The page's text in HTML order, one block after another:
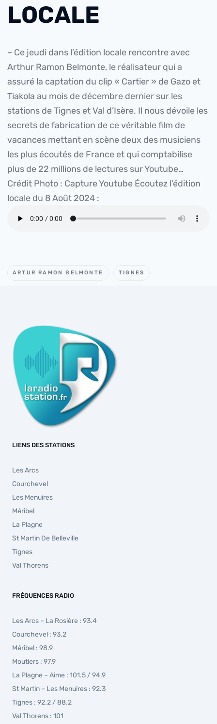
LOCALE
– Ce jeudi dans l’édition locale rencontre avec
Arthur Ramon Belmonte, le réalisateur qui a
assuré la captation du clip « Cartier » de Gazo et
Tiakola au mois de décembre dernier sur les
stations de Tignes et Val d’Isère. Il nous dévoile les
secrets de fabrication de ce véritable film de
vacances mettant en scène deux des musiciens
les plus écoutés de France et qui comptabilise
plus de 22 millions de lectures sur Youtube…
Crédit Photo : Capture Youtube Écoutez l’édition
locale du 8 Août 2024 :
ARTUR RAMON BELMONTE TIGNES
LIENS DES STATIONS
Les Arcs
Courchevel
Les Menuires
Méribel
La Plagne
St Martin De Belleville
Tignes
Val Thorens
FRÉQUENCES RADIO
Les Arcs – La Rosière : 93.4
Courchevel : 93.2
Méribel : 98.9
Moutiers : 97.9
La Plagne – Aime : 101.5 / 94.9
St Martin – Les Menuires : 92.3
Tignes : 92.2 / 88.2
Val Thorens : 101